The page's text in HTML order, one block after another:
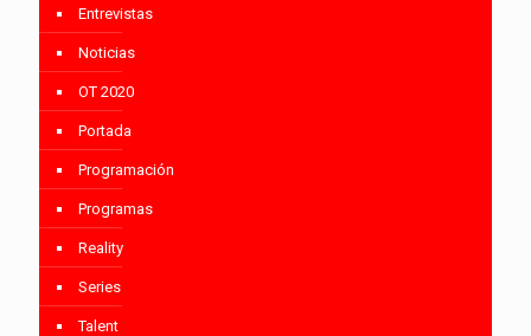
Entrevistas
Noticias
OT 2020
Portada
Programación
Programas
Reality
Series
Talent